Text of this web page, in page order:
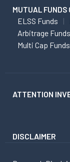
MUTUAL FUNDS
ELSS Funds
Arbitrage Funds
Multi Cap Funds
ATTENTION
DISCLAIMER